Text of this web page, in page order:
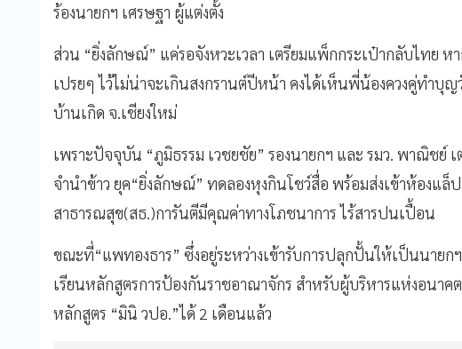
ร้องนายกฯ เศรษฐา ผู้แต่งตั้ง
ส่วน “ยิ่งลักษณ์” แค่รอจังหวะเวลา เตรียมแพ็กกระเป๋ากลับไทย
เปรยๆ ไว้ไม่น่าจะเกินสงกรานต์ปีหน้า คงได้เห็นพี่น้องควงคู่ทำ
บ้านเกิด จ.เชียงใหม่
เพราะปัจจุบัน “ภูมิธรรม เวชยชัย” รองนายกฯ และ รมว. พาณิชย์ เ
จำนำข้าว ยุค“ยิ่งลักษณ์” ทดลองหุงกินโชว์สื่อ พร้อมส่งเข้าห้องแล็
สาธารณสุข(สธ.)การันตีมีคุณค่าทางโภชนาการ ไร้สารปนเปื้อน
ขณะที่“แพทองธาร” ซึ่งอยู่ระหว่างเข้ารับการปลุกปั้นให้เป็นนาย
เรียนหลักสูตรการป้องกันราชอาณาจักร สำหรับผู้บริหารแห่งอนาค
หลักสูตร “มินิ วปอ.”ได้ 2 เดือนแล้ว